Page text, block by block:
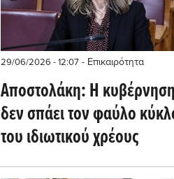
29/06/2026 - 12:07- Επικαιρότητα
Αποστολάκη: Η κυβέρνηση
δεν σπάει τον φαύλο
του ιδιωτικού χρέους